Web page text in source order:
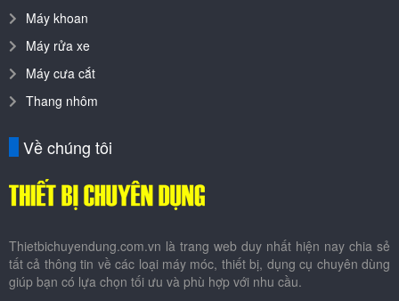
Máy khoan
Máy rửa xe
Máy cưa cắt
Thang nhôm
Về chúng tôi
Thietbichuyendung.com.vn là trang web duy nhất hiện nay chia sẻ
tất cả thông tin về các loại máy móc, thiết bị, dụng cụ chuyên dùng
giúp bạn có lựa chọn tối ưu và phù hợp với nhu cầu.